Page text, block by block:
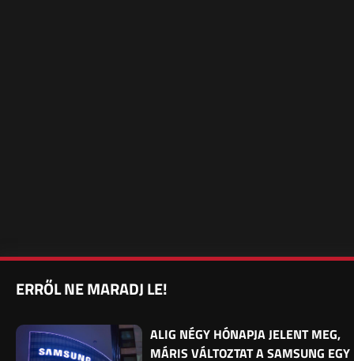
ERRŐL NE MARADJ LE!
ALIG NÉGY HÓNAPJA JELENT MEG,
MÁRIS VÁLTOZTAT A SAMSUNG EGY